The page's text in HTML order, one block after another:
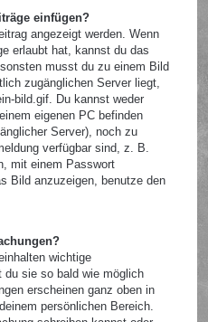
einfügen?
angezeigt werden. Wenn
erlaubt hat, kannst du das
musst du zu einem Bild
zugänglichen Server liegt,
bild.gif. Du kannst weder
eigenen PC befinden
Server), noch zu
verfügbar sind, z. B.
mit einem Passwort
Bild anzuzeigen, benutze den
wichtige
du sie so bald wie möglich
erscheinen ganz oben in
persönlichen Bereich.